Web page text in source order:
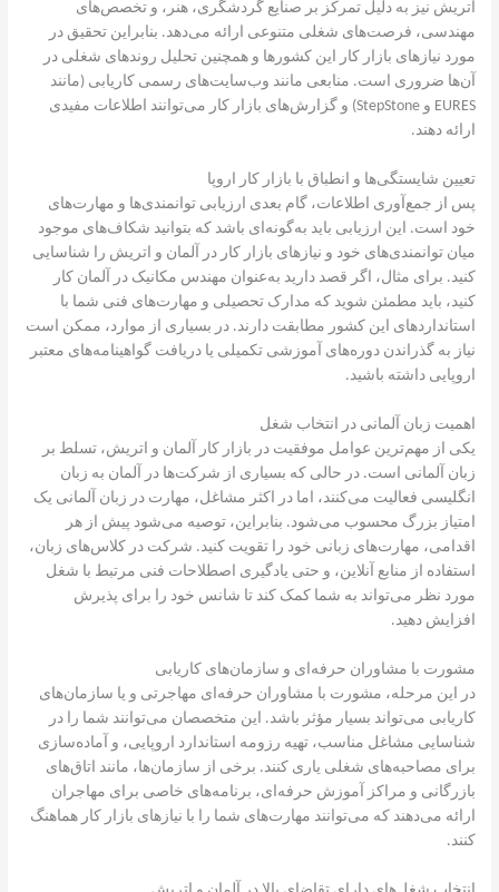
اتریش نیز به دلیل تمرکز بر صنایع گردشگری، هنر، و تخصص‌های
مهندسی، فرصت‌های شغلی متنوعی ارائه می‌دهد. بنابراین تحقیق در
مورد نیازهای بازار کار این کشورها و همچنین تحلیل روندهای شغلی در
آن‌ها ضروری است. منابعی مانند وب‌سایت‌های رسمی کاریابی (مانند
EURES و StepStone) و گزارش‌های بازار کار می‌توانند اطلاعات مفیدی
ارائه دهند.
تعیین شایستگی‌ها و انطباق با بازار کار اروپا
پس از جمع‌آوری اطلاعات، گام بعدی ارزیابی توانمندی‌ها و مهارت‌های
خود است. این ارزیابی باید به‌گونه‌ای باشد که بتوانید شکاف‌های موجود
میان توانمندی‌های خود و نیازهای بازار کار در آلمان و اتریش را شناسایی
کنید. برای مثال، اگر قصد دارید به‌عنوان مهندس مکانیک در آلمان کار
کنید، باید مطمئن شوید که مدارک تحصیلی و مهارت‌های فنی شما با
استانداردهای این کشور مطابقت دارند. در بسیاری از موارد، ممکن است
نیاز به گذراندن دوره‌های آموزشی تکمیلی یا دریافت گواهینامه‌های معتبر
اروپایی داشته باشید.
اهمیت زبان آلمانی در انتخاب شغل
یکی از مهم‌ترین عوامل موفقیت در بازار کار آلمان و اتریش، تسلط بر
زبان آلمانی است. در حالی که بسیاری از شرکت‌ها در آلمان به زبان
انگلیسی فعالیت می‌کنند، اما در اکثر مشاغل، مهارت در زبان آلمانی یک
امتیاز بزرگ محسوب می‌شود. بنابراین، توصیه می‌شود پیش از هر
اقدامی، مهارت‌های زبانی خود را تقویت کنید. شرکت در کلاس‌های زبان،
استفاده از منابع آنلاین، و حتی یادگیری اصطلاحات فنی مرتبط با شغل
مورد نظر می‌تواند به شما کمک کند تا شانس خود را برای پذیرش
افزایش دهید.
مشورت با مشاوران حرفه‌ای و سازمان‌های کاریابی
در این مرحله، مشورت با مشاوران حرفه‌ای مهاجرتی و یا سازمان‌های
کاریابی می‌تواند بسیار مؤثر باشد. این متخصصان می‌توانند شما را در
شناسایی مشاغل مناسب، تهیه رزومه استاندارد اروپایی، و آماده‌سازی
برای مصاحبه‌های شغلی یاری کنند. برخی از سازمان‌ها، مانند اتاق‌های
بازرگانی و مراکز آموزش حرفه‌ای، برنامه‌های خاصی برای مهاجران
ارائه می‌دهند که می‌توانند مهارت‌های شما را با نیازهای بازار کار هماهنگ
کنند.